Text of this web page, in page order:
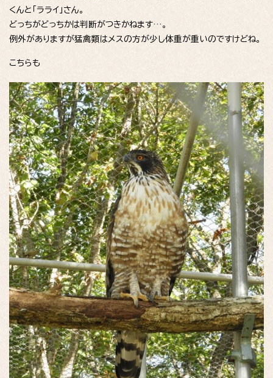
くんと「ラライ」さん。
どっちがどっちかは判断がつきかねます…。
例外がありますが猛禽類はメスの方が少し体重が重いのですけどね。
こちらも